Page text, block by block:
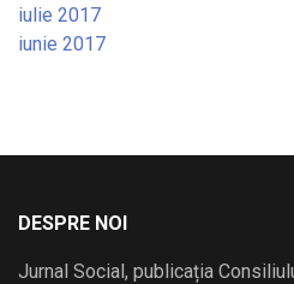
iulie 2017
iunie 2017
DESPRE NOI
Jurnal Social, publicația